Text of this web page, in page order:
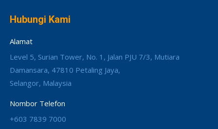
Hubungi Kami
Alamat
Level 5, Surian Tower, No. 1, Jalan PJU 7/3, Mutiara
Damansara, 47810 Petaling Jaya,
Selangor, Malaysia
Nombor Telefon
+603 7839 7000